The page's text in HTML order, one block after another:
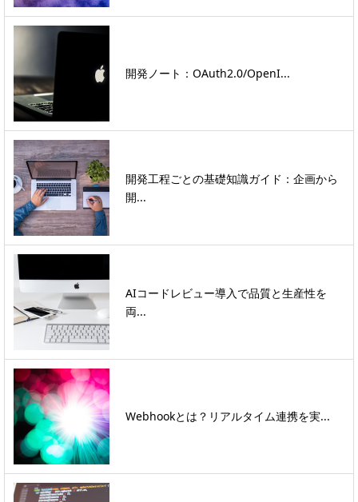
開発ノート：OAuth2.0/OpenI...
開発工程ごとの基礎知識ガイド：企画から
開...
AIコードレビュー導入で品質と生産性を
両...
Webhookとは？リアルタイム連携を実...